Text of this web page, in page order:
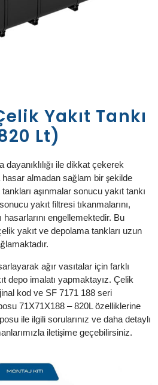
Yakıt Tankı
Lt)
ile dikkat çekerek
almadan sağlam bir şekilde
aşınmalar sonucu yakıt tankı
yakıt filtresi tıkanmalarını,
engellemektedir. Bu
yakıt ve depolama tankları uzun
ağır vasıtalar için farklı
depo imalatı yapmaktayız. Çelik
kod ve SF 7171 188 seri
71X71X188 – 820L özelliklerine
ile ilgili sorularınız ve daha detaylı
iletişime geçebilirsiniz.